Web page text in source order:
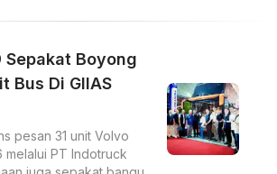
Operator dan
Seperti
konsisten menjaga
jual agar operasional
terjaga.